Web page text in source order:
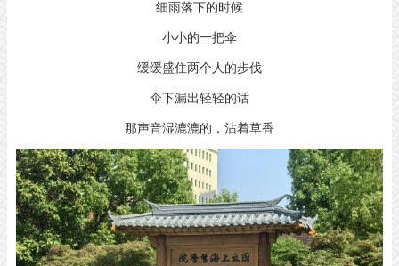
细雨落下的时候
小小的一把伞
缓缓盛住两个人的步伐
伞下漏出轻轻的话
那声音湿漉漉的，沾着草香